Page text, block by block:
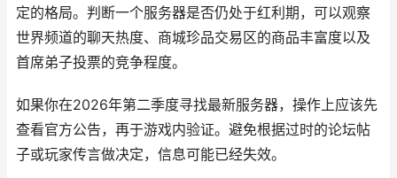
定的格局。判断一个服务器是否仍处于红利期，可以观察
世界频道的聊天热度、商城珍品交易区的商品丰富度以及
首席弟子投票的竞争程度。
如果你在2026年第二季度寻找最新服务器，操作上应该先
查看官方公告，再于游戏内验证。避免根据过时的论坛帖
子或玩家传言做决定，信息可能已经失效。